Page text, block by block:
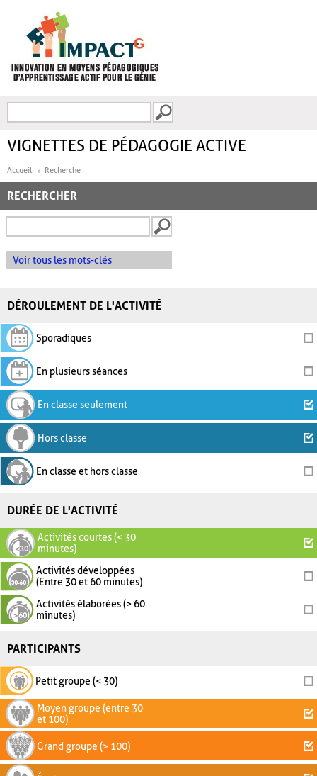
FORMULAIRE DE
VIGNETTES DE PÉDAGOGIE ACTIVE
Accueil Recherche
RECHERCHER
Voir tous les mots-clés
DÉROULEMENT DE L'ACTIVITÉ
Sporadiques
En plusieurs séances
En classe seulement
Hors classe
En classe et hors classe
DURÉE DE L'ACTIVITÉ
Activités courtes (< 30
minutes)
Activités développées
(Entre 30 et 60 minutes)
Activités élaborées (> 60
minutes)
PARTICIPANTS
Petit groupe (< 30)
Moyen groupe (entre 30
et 100)
Grand groupe (> 100)